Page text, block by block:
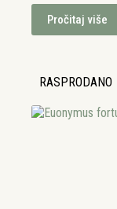
Pročitaj više
RASPRODANO